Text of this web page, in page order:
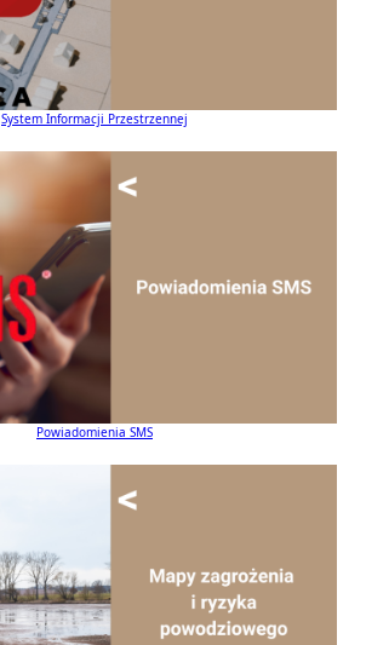
System Informacji Przestrzennej
Powiadomienia SMS